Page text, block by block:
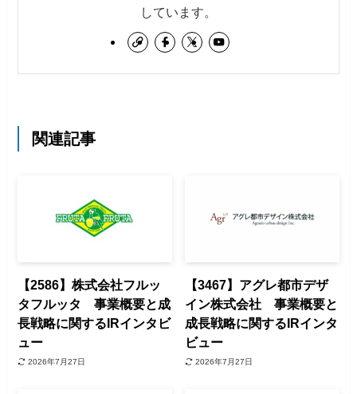
しています。
関連記事
【2586】株式会社フルッ
タフルッタ 事業概要と成
長戦略に関するIRインタビ
ュー
2026年7月27日
【3467】アグレ都市デザ
イン株式会社 事業概要と
成長戦略に関するIRインタ
ビュー
2026年7月27日